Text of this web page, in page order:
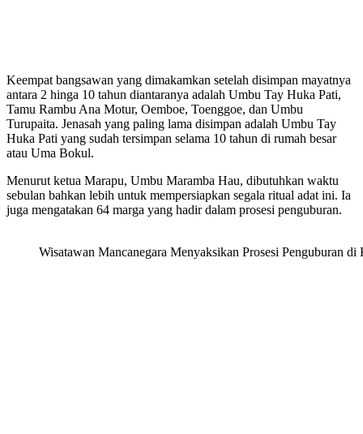
Keempat bangsawan yang dimakamkan setelah disimpan mayatnya
antara 2 hinga 10 tahun diantaranya adalah Umbu Tay Huka Pati,
Tamu Rambu Ana Motur, Oemboe, Toenggoe, dan Umbu
Turupaita. Jenasah yang paling lama disimpan adalah Umbu Tay
Huka Pati yang sudah tersimpan selama 10 tahun di rumah besar
atau Uma Bokul.
Menurut ketua Marapu, Umbu Maramba Hau, dibutuhkan waktu
sebulan bahkan lebih untuk mempersiapkan segala ritual adat ini. Ia
juga mengatakan 64 marga yang hadir dalam prosesi penguburan.
Wisatawan Mancanegara Menyaksikan Prosesi Penguburan